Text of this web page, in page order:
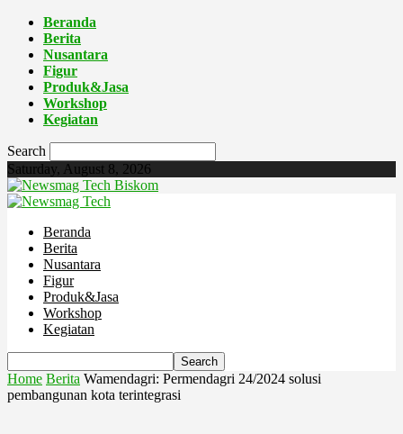
Beranda
Berita
Nusantara
Figur
Produk&Jasa
Workshop
Kegiatan
Search
Saturday, August 8, 2026
Biskom
Beranda
Berita
Nusantara
Figur
Produk&Jasa
Workshop
Kegiatan
Home Berita Wamendagri: Permendagri 24/2024 solusi
pembangunan kota terintegrasi